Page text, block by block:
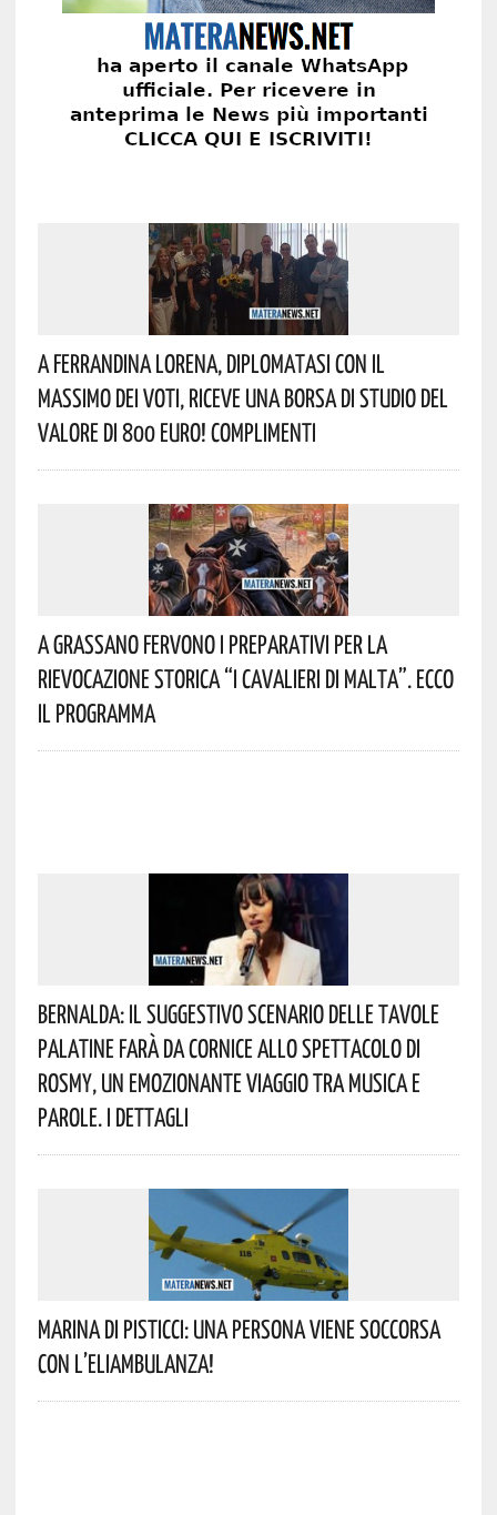
A Ferrandina Lorena, Diplomatasi Con Il
Massimo Dei Voti, Riceve Una Borsa Di Studio Del
Valore Di 800 Euro! Complimenti
A Grassano Fervono I Preparativi Per La
Rievocazione Storica “I CAVALIERI DI MALTA”. Ecco
Il Programma
Bernalda: Il Suggestivo Scenario Delle Tavole
Palatine Farà Da Cornice Allo Spettacolo Di
Rosmy, Un Emozionante Viaggio Tra Musica E
Parole. I Dettagli
Marina Di Pisticci: Una Persona Viene Soccorsa
Con L’eliambulanza!